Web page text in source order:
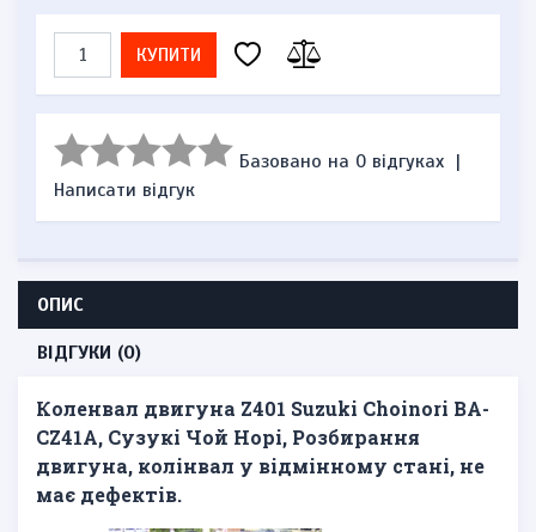
КУПИТИ
Базовано на 0 відгуках |
Написати відгук
ОПИС
ВІДГУКИ (0)
Коленвал двигуна Z401 Suzuki Choinori BA-
CZ41A, Сузукі Чой Норі, Розбирання
двигуна, колінвал у відмінному стані, не
має дефектів.